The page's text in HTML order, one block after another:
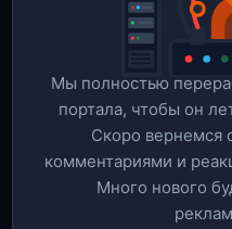
Мы полностью
портала, чтобы он
Скоро вернемся
комментариями и
Много нового